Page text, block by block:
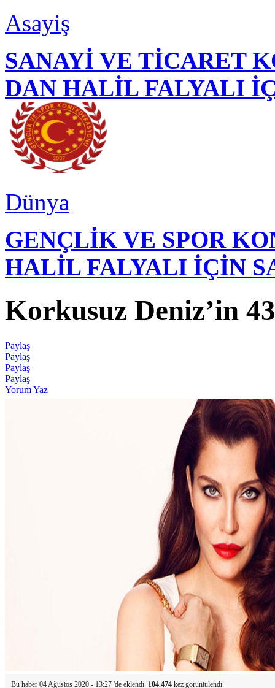
Asayiş
SANAYİ VE TİCARET
DAN HALİL FALYALI
Dünya
GENÇLİK VE SPOR
HALİL FALYALI İÇİN
Korkusuz Deniz’in
Paylaş
Paylaş
Paylaş
Paylaş
Yorum Yaz
Bu haber 04 Ağustos 2020 - 13:27 'de eklendi. 104.474 kez görüntülendi.